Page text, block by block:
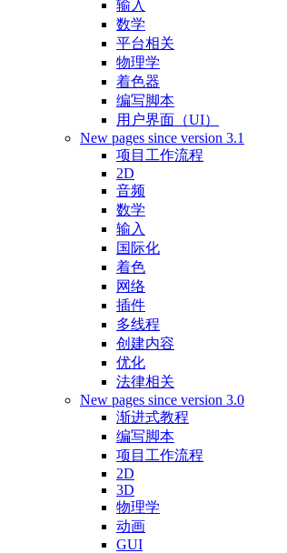
输入
数学
平台相关
物理学
着色器
编写脚本
用户界面（UI）
New pages since version 3.1
项目工作流程
2D
音频
数学
输入
国际化
着色
网络
插件
多线程
创建内容
优化
法律相关
New pages since version 3.0
渐进式教程
编写脚本
项目工作流程
2D
3D
物理学
动画
GUI